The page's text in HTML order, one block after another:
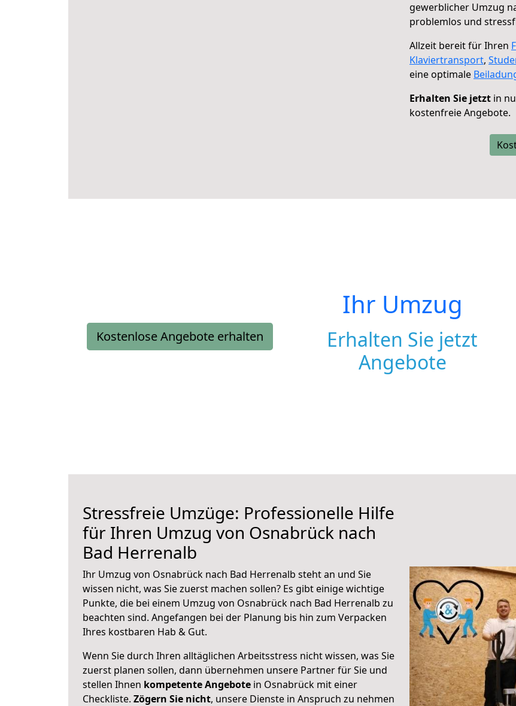
gewerblicher Umzug
problemlos und
Allzeit bereit für Ihren
Klaviertransport,
eine optimale
Erhalten Sie jetzt in
kostenfreie Angebote.
Kostenlose Angebote erhalten
Ihr Umzug
Erhalten Sie jetzt
Angebote
Stressfreie Umzüge: Professionelle Hilfe
für Ihren Umzug von Osnabrück nach
Bad Herrenalb
Ihr Umzug von Osnabrück nach Bad Herrenalb steht an und Sie
wissen nicht, was Sie zuerst machen sollen? Es gibt einige wichtige
Punkte, die bei einem Umzug von Osnabrück nach Bad Herrenalb zu
beachten sind. Angefangen bei der Planung bis hin zum Verpacken
Ihres kostbaren Hab & Gut.
Wenn Sie durch Ihren alltäglichen Arbeitsstress nicht wissen, was Sie
zuerst planen sollen, dann übernehmen unsere Partner für Sie und
stellen Ihnen kompetente Angebote in Osnabrück mit einer
Checkliste. Zögern Sie nicht, unsere Dienste in Anspruch zu nehmen